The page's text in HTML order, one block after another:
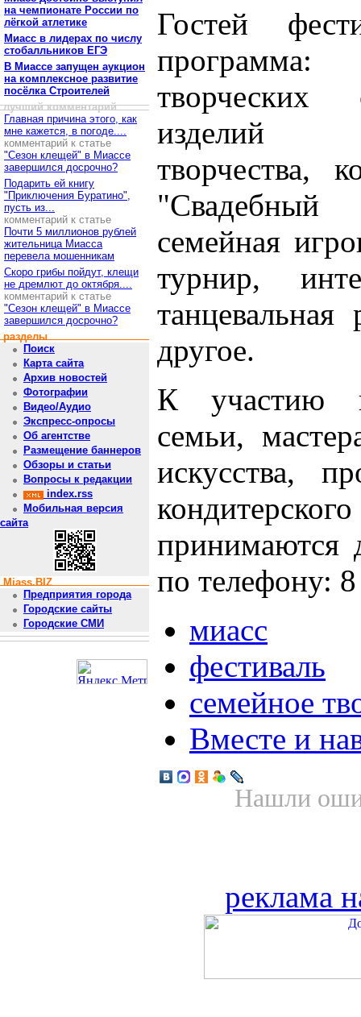
на чемпионате России по
лёгкой атлетике
Миасс в лидерах по числу
стобалльников ЕГЭ
В Миассе запущен аукцион
на комплексное развитие
посёлка Строителей
лучший комментарий
Главная причина этого, как
мне кажется, в погоде....
комментарий к статье
"Сезон клещей" в Миассе
завершился досрочно?
Подарить ей книгу
"Приключения Буратино",
пусть из...
комментарий к статье
Почти 5 миллионов рублей
жительница Миасса
перевела мошенникам
Скоро грибы пойдут, клещи
не дремлют до октября....
комментарий к статье
"Сезон клещей" в Миассе
завершился досрочно?
разделы
Поиск
Карта сайта
Архив новостей
Фотографии
Видео/Аудио
Экспресс-опросы
Об агентстве
Размещение баннеров
Обзоры и статьи
Вопросы к редакции
index.rss
Мобильная версия
сайта
Miass.BIZ
Предприятия города
Городские сайты
Городские СМИ
Гостей
творческих
изделий
творчества,
"Свадебный
семейная
турнир,
другое.
К участию
семьи,
искусства,
по телефону:
миасс
фестиваль
семейное
Вместе и
Нашли
реклама